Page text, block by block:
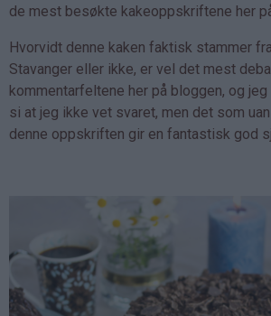
de mest besøkte kakeoppskriftene her
Hvorvidt denne kaken faktisk stammer
Stavanger eller ikke, er vel det mest
kommentarfeltene her på bloggen, og
si at jeg ikke vet svaret, men det som
denne oppskriften gir en fantastisk god